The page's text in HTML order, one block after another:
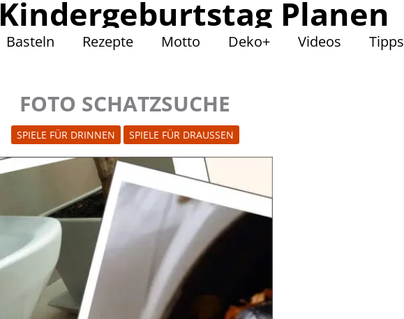
Kindergeburtstag Planen
Basteln Rezepte Motto Deko+ Videos Tipps
FOTO SCHATZSUCHE
SPIELE FÜR DRINNEN SPIELE FÜR DRAUSSEN